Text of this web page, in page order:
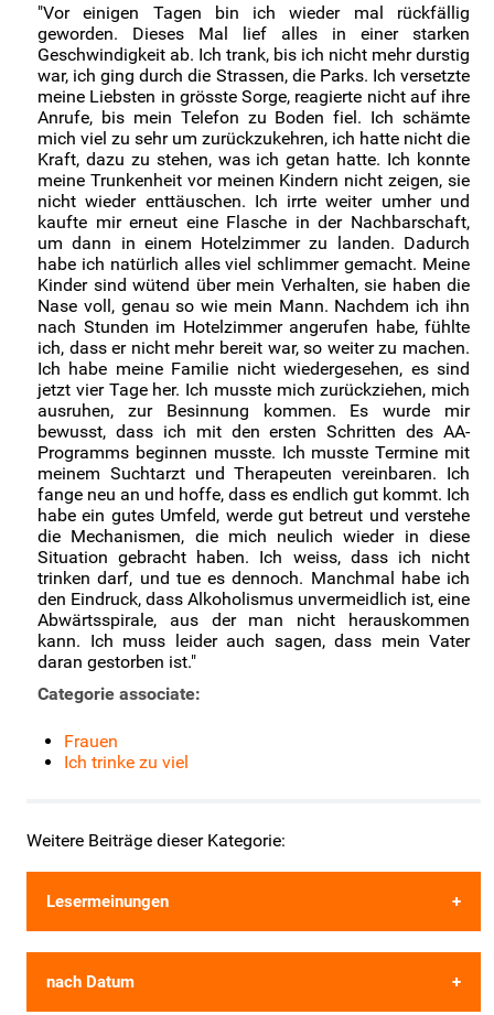
•Einer Ihrer Angehöriger trinkt zu viel(3)
•Ein Schüler trinkt zu viel
•Ein Mitarbeiter trinkt zu viel
•Ich habe Gesundheitsprobleme(4)
•Wie ich meinen Konsum reduziert habe(5)
•Wie ich mit dem Trinken aufgehört habe (25)
• Frauen (27)
•Männer(24)
"Vor einigen Tagen bin ich wieder mal rückfällig
geworden. Dieses Mal lief alles in einer starken
Geschwindigkeit ab. Ich trank, bis ich nicht mehr durstig
war, ich ging durch die Strassen, die Parks. Ich versetzte
meine Liebsten in grösste Sorge, reagierte nicht auf ihre
Anrufe, bis mein Telefon zu Boden fiel. Ich schämte
mich viel zu sehr um zurückzukehren, ich hatte nicht die
Kraft, dazu zu stehen, was ich getan hatte. Ich konnte
meine Trunkenheit vor meinen Kindern nicht zeigen, sie
nicht wieder enttäuschen. Ich irrte weiter umher und
kaufte mir erneut eine Flasche in der Nachbarschaft,
um dann in einem Hotelzimmer zu landen. Dadurch
habe ich natürlich alles viel schlimmer gemacht. Meine
Kinder sind wütend über mein Verhalten, sie haben die
Nase voll, genau so wie mein Mann. Nachdem ich ihn
nach Stunden im Hotelzimmer angerufen habe, fühlte
ich, dass er nicht mehr bereit war, so weiter zu machen.
Ich habe meine Familie nicht wiedergesehen, es sind
jetzt vier Tage her. Ich musste mich zurückziehen, mich
ausruhen, zur Besinnung kommen. Es wurde mir
bewusst, dass ich mit den ersten Schritten des AA-
Programms beginnen musste. Ich musste Termine mit
meinem Suchtarzt und Therapeuten vereinbaren. Ich
fange neu an und hoffe, dass es endlich gut kommt. Ich
habe ein gutes Umfeld, werde gut betreut und verstehe
die Mechanismen, die mich neulich wieder in diese
Situation gebracht haben. Ich weiss, dass ich nicht
trinken darf, und tue es dennoch. Manchmal habe ich
den Eindruck, dass Alkoholismus unvermeidlich ist, eine
Abwärtsspirale, aus der man nicht herauskommen
kann. Ich muss leider auch sagen, dass mein Vater
daran gestorben ist."
Categorie associate:
Frauen
Ich trinke zu viel
Weitere Beiträge dieser Kategorie:
Lesermeinungen
Tintorojo
Anonyme
nach Datum